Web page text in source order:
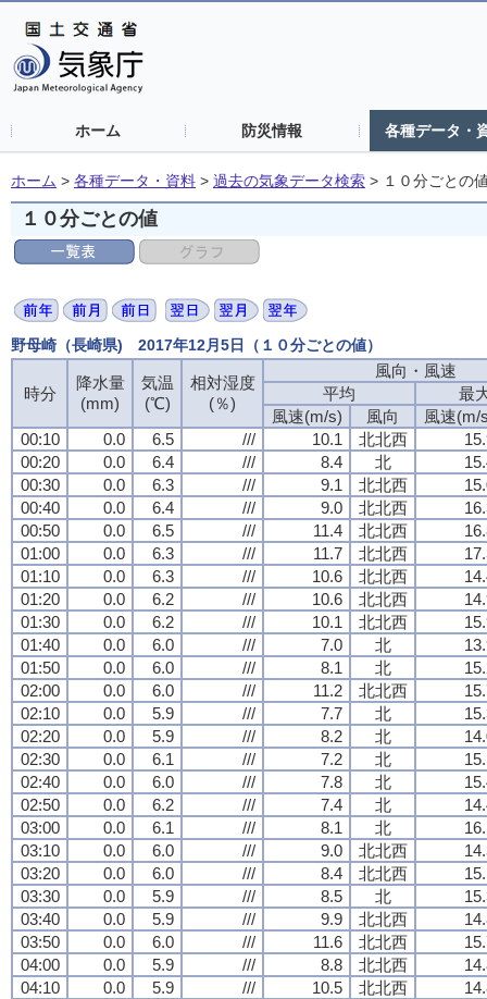
ホーム 防災情報 各種データ・
ホーム > 各種データ・資料 > 過去の気象データ検索 > １０分ごとの
１０分ごとの値
野母崎（長崎県) 2017年12月5日（１０分ごとの値）
時分
降水量
(mm)
気温
(℃)
相対湿度
(％)
風向・風速
平均
最
風速(m/s)
風向
風速(m/
00:10
0.0 6.5 /// 10.1 北北西
00:20
0.0 6.4 /// 8.4 北
00:30
0.0 6.3 /// 9.1 北北西
00:40
0.0 6.4 /// 9.0 北北西
00:50
0.0 6.5 /// 11.4 北北西
01:00
0.0 6.3 /// 11.7 北北西
01:10
0.0 6.3 /// 10.6 北北西
01:20
0.0 6.2 /// 10.6 北北西
01:30
0.0 6.2 /// 10.1 北北西
01:40
0.0 6.0 /// 7.0 北
01:50
0.0 6.0 /// 8.1 北
02:00
0.0 6.0 /// 11.2 北北西
02:10
0.0 5.9 /// 7.7 北
02:20
0.0 5.9 /// 8.2 北
02:30
0.0 6.1 /// 7.2 北
02:40
0.0 6.0 /// 7.8 北
02:50
0.0 6.2 /// 7.4 北
03:00
0.0 6.1 /// 8.1 北
03:10
0.0 6.0 /// 9.0 北北西
03:20
0.0 6.0 /// 8.4 北北西
03:30
0.0 5.9 /// 8.5 北
03:40
0.0 5.9 /// 9.9 北北西
03:50
0.0 6.0 /// 11.6 北北西
04:00
0.0 5.9 /// 8.8 北北西
04:10
0.0 5.9 /// 10.5 北北西